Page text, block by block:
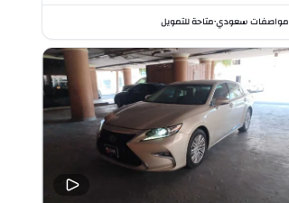
مواصفات سعودي•متاحة للتمويل